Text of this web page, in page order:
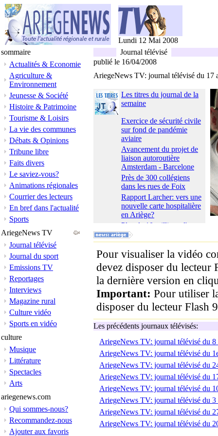
Lundi 12 Mai 2008
sommaire
Actualités & Economie
Agriculture &
Environnement
Jeunesse & Société
Histoire & Patrimoine
Tourisme & Loisirs
La vie des communes
Débats & Opinions
Tribune libre
Faits divers
Le saviez-vous?
Animations régionales
Courrier des lecteurs
En bref dans l'actualité
Sports
AriegeNews TV
Journal télévisé
Journal du sport
Emissions TV
Reportages
Interviews
Magazine rural
Culture vidéo
Sports en vidéo
culture
Musique
Littérature
Spectacles
Arts
ariegenews.com
Qui sommes-nous?
Recommandez-nous
Ajouter aux favoris
Journal télévisé
publié le 16/04/2008
AriegeNews TV: journal télévisé du 17
Les titres du journal de la
semaine
Exercice de sécurité civile
sur fond de pandémie
aviaire
Avancement du projet de
liaison autoroutière
Amsterdam - Barcelone
Près de 300 collégiens
dans les rues de Foix
Rapport Larcher: vers une
nouvelle carte hospitalière
en Ariège?
Plus de 10 millions d'euros
d'investissements pour la
station des Monts d'Olmes
Service de remplacement
des agriculteurs
Itinéraire patrimonial
autour de l'histoire du
protestantisme
Clin d'oeil à Philippe Faur,
le génial glacier du
Couserans
A noter pour la semaine à
venir
Pour visualiser la vidéo
devez disposer du lecteur
la dernière version en
Important: Pour utiliser
disposer du lecteur Flash
Les précédents journaux télévisés:
AriegeNews TV: journal télévisé du 8
AriegeNews TV: journal télévisé du
AriegeNews TV: journal télévisé du
AriegeNews TV: journal télévisé du
AriegeNews TV: journal télévisé du
AriegeNews TV: journal télévisé du
AriegeNews TV: journal télévisé du
AriegeNews TV: journal télévisé du